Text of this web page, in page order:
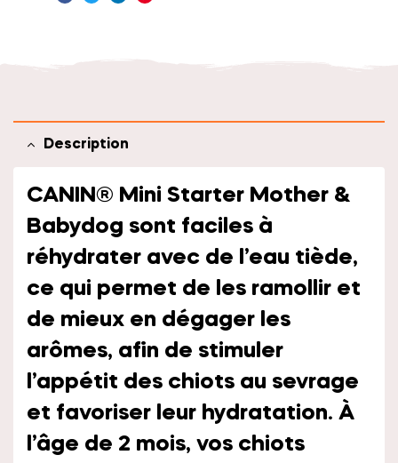
Description
CANIN® Mini Starter Mother &
Babydog sont faciles à
réhydrater avec de l’eau tiède,
ce qui permet de les ramollir et
de mieux en dégager les
arômes, afin de stimuler
l’appétit des chiots au sevrage
et favoriser leur hydratation. À
l’âge de 2 mois, vos chiots